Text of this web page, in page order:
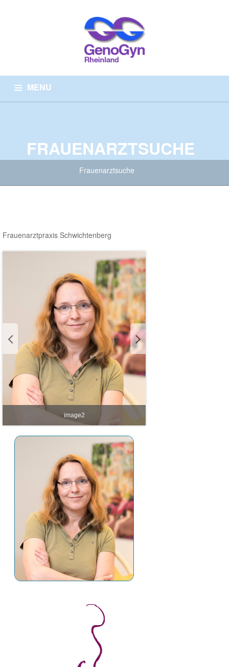
MENU
FRAUENARZTSUCHE
Frauenarztsuche
Frauenarztpraxis Schwichtenberg
image2